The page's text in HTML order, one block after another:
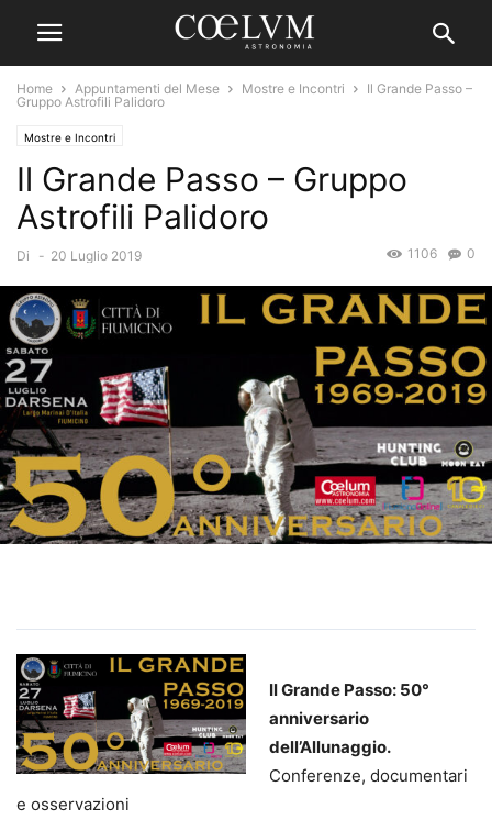
Home Appuntamenti del Mese Mostre e Incontri
Il Grande Passo –
Gruppo Astrofili Palidoro
Mostre e Incontri
Il Grande Passo – Gruppo
Astrofili Palidoro
Di - 20 Luglio 2019 0
1106
Il Grande Passo: 50°
anniversario
dell’Allunaggio.
Conferenze, documentari
e osservazioni